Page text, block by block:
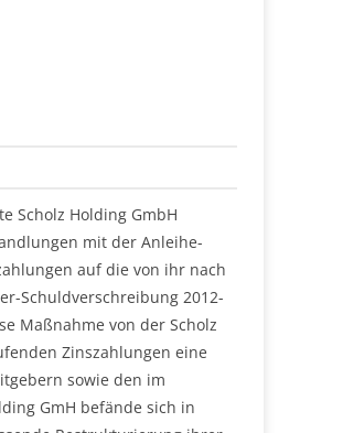
Scholz Holding GmbH
mit der Anleihe-
auf die von ihr nach
Schuldverschreibung 2012-
Maßnahme von der Scholz
Zinszahlungen eine
sowie den im
GmH befände sich in